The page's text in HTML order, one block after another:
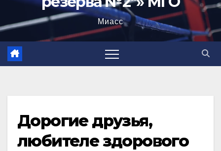
Миасс
Дорогие друзья,
любителе здорового